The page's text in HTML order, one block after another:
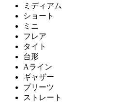
ミディアム
ショート
ミニ
フレア
タイト
台形
Aライン
ギャザー
プリーツ
ストレート